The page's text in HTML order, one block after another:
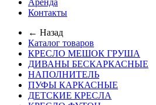
Аренда
Контакты
← Назад
Каталог товаров
КРЕСЛО МЕШОК ГРУША
ДИВАНЫ БЕСКАРКАСНЫЕ
НАПОЛНИТЕЛЬ
ПУФЫ КАРКАСНЫЕ
ДЕТСКИЕ КРЕСЛА